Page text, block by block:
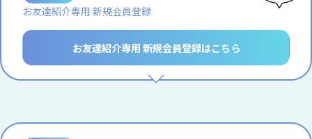
お友達紹介専用 新規会員登録
お友達紹介専用 新規会員登録はこちら